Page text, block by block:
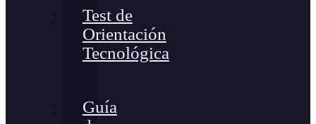
Test de
Orientación
Tecnológica
Guía